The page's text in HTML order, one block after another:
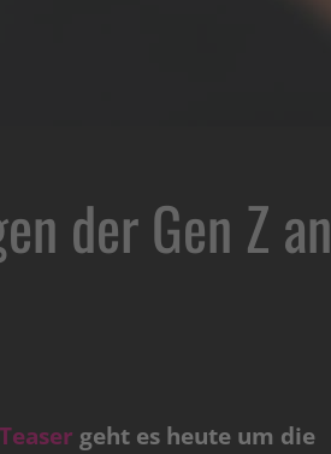
der Gen Z an
geht es heute um die